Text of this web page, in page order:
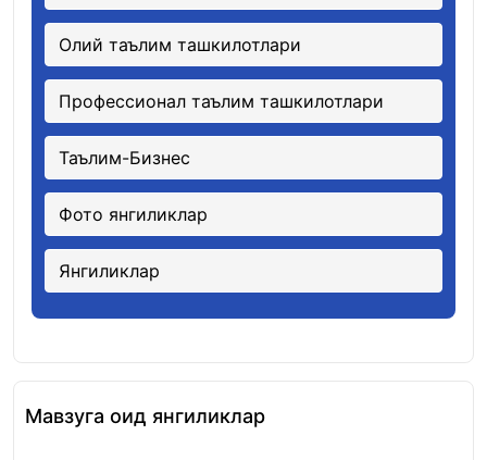
Олий таълим ташкилотлари
Профессионал таълим ташкилотлари
Таълим-Бизнес
Фото янгиликлар
Янгиликлар
Мавзуга оид янгиликлар